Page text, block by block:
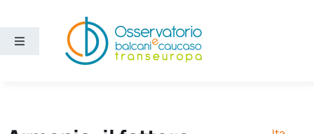
contenuto
Toggle